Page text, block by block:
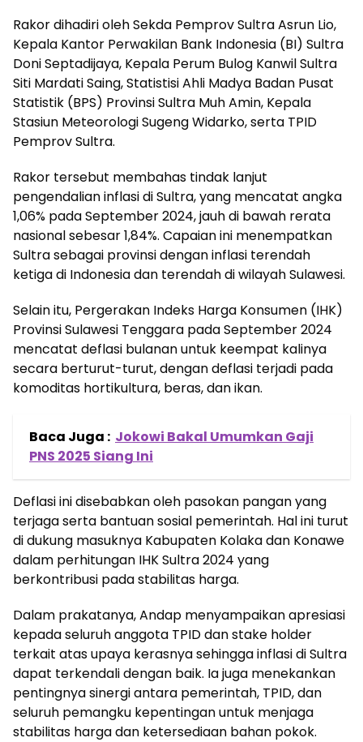
Rakor dihadiri oleh Sekda Pemprov Sultra Asrun Lio,
Kepala Kantor Perwakilan Bank Indonesia (BI) Sultra
Doni Septadijaya, Kepala Perum Bulog Kanwil Sultra
Siti Mardati Saing, Statistisi Ahli Madya Badan Pusat
Statistik (BPS) Provinsi Sultra Muh Amin, Kepala
Stasiun Meteorologi Sugeng Widarko, serta TPID
Pemprov Sultra.
Rakor tersebut membahas tindak lanjut
pengendalian inflasi di Sultra, yang mencatat angka
1,06% pada September 2024, jauh di bawah rerata
nasional sebesar 1,84%. Capaian ini menempatkan
Sultra sebagai provinsi dengan inflasi terendah
ketiga di Indonesia dan terendah di wilayah Sulawesi.
Selain itu, Pergerakan Indeks Harga Konsumen (IHK)
Provinsi Sulawesi Tenggara pada September 2024
mencatat deflasi bulanan untuk keempat kalinya
secara berturut-turut, dengan deflasi terjadi pada
komoditas hortikultura, beras, dan ikan.
Baca Juga : Jokowi Bakal Umumkan Gaji
PNS 2025 Siang Ini
Deflasi ini disebabkan oleh pasokan pangan yang
terjaga serta bantuan sosial pemerintah. Hal ini turut
di dukung masuknya Kabupaten Kolaka dan Konawe
dalam perhitungan IHK Sultra 2024 yang
berkontribusi pada stabilitas harga.
Dalam prakatanya, Andap menyampaikan apresiasi
kepada seluruh anggota TPID dan stake holder
terkait atas upaya kerasnya sehingga inflasi di Sultra
dapat terkendali dengan baik. Ia juga menekankan
pentingnya sinergi antara pemerintah, TPID, dan
seluruh pemangku kepentingan untuk menjaga
stabilitas harga dan ketersediaan bahan pokok.